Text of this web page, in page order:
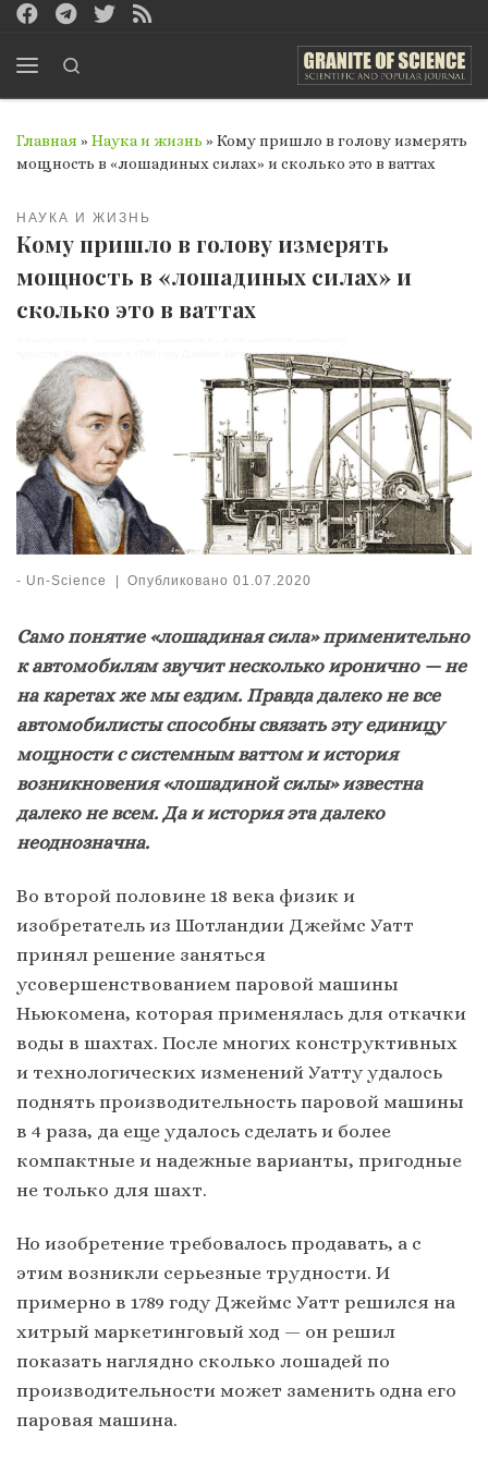
Перейти к содержимому
Главная » Наука и жизнь » Кому пришло в голову измерять
мощность в «лошадиных силах» и сколько это в ваттах
НАУКА И ЖИЗНЬ
Кому пришло в голову измерять
мощность в «лошадиных силах» и
сколько это в ваттах
- Un-Science | Опубликовано01.07.2020
Само понятие «лошадиная сила» применительно
к автомобилям звучит несколько иронично — не
на каретах же мы ездим. Правда далеко не все
автомобилисты способны связать эту единицу
мощности с системным ваттом и история
возникновения «лошадиной силы» известна
далеко не всем. Да и история эта далеко
неоднозначна.
Во второй половине 18 века физик и
изобретатель из Шотландии Джеймс Уатт
принял решение заняться
усовершенствованием паровой машины
Ньюкомена, которая применялась для откачки
воды в шахтах. После многих конструктивных
и технологических изменений Уатту удалось
поднять производительность паровой машины
в 4 раза, да еще удалось сделать и более
компактные и надежные варианты, пригодные
не только для шахт.
Но изобретение требовалось продавать, а с
этим возникли серьезные трудности. И
примерно в 1789 году Джеймс Уатт решился на
хитрый маркетинговый ход — он решил
показать наглядно сколько лошадей по
производительности может заменить одна его
паровая машина.